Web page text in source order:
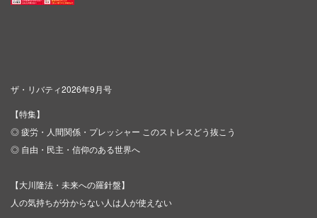
ザ・リバティ2026年9月号
【特集】
◎ 疲労・人間関係・プレッシャー このストレスどう抜こう
◎ 自由・民主・信仰のある世界へ
【大川隆法・未来への羅針盤】
人の気持ちが分からない人は人が使えない